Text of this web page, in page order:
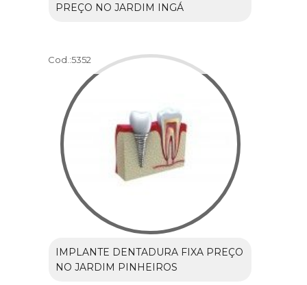
PREÇO NO JARDIM INGÁ
Cod.:5352
IMPLANTE DENTADURA FIXA PREÇO
NO JARDIM PINHEIROS